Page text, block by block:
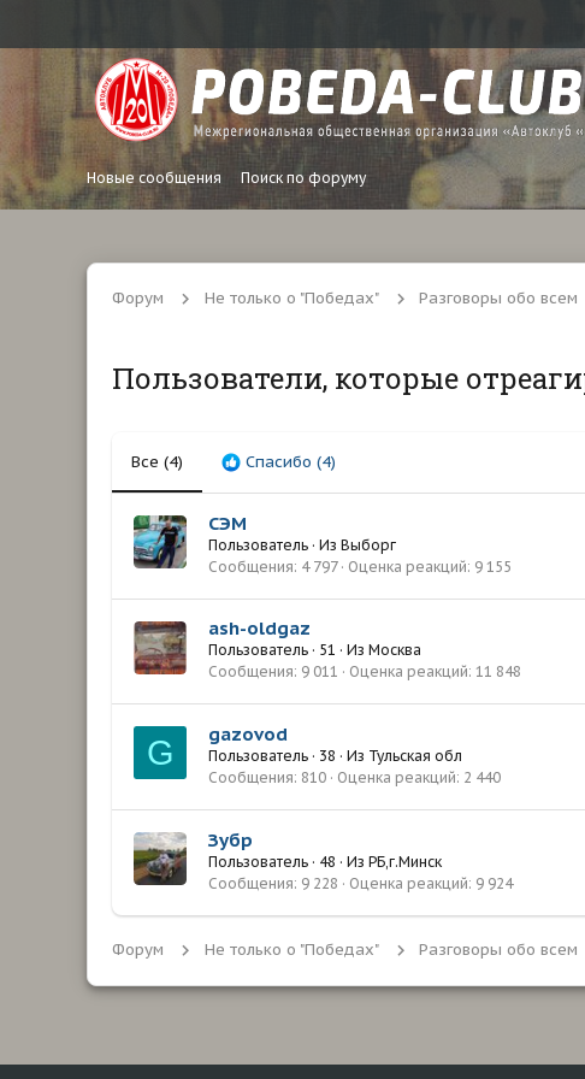
Новые сообщения Поиск по форуму
Форум Не только о "Победах" Разговоры обо всем
Пользователи, которые
Все (4) Спасибо (4)
СЭМ
Пользователь · Из Выборг
Сообщения 4 797 Оценка реакций 9 155
ash-oldgaz
Пользователь · 51 · Из Москва
Сообщения 9 011 Оценка реакций 11 848
G gazovod
Пользователь · 38 · Из Тульская обл
Сообщения 810 Оценка реакций 2 440
Зубр
Пользователь · 48 · Из РБ,г.Минск
Сообщения 9 228 Оценка реакций 9 924
Форум Не только о "Победах" Разговоры обо всем